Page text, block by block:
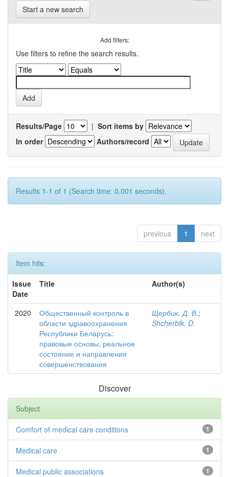
Start a new search
Add filters:
Use filters to refine the search results.
Results/Page | Sort items by
In order
Authors/record
Results 1-1 of 1 (Search time: 0.001 seconds).
previous 1 next
Item hits:
Issue
Date
Title Author(s)
2020
Общественный контроль в
области здравоохранения
Республики Беларусь:
правовые основы, реальное
состояние и направления
совершенствования
Щербик, Д. В.;
Shcherbik, D.
Discover
Subject
1
Comfort of medical care conditions
1
Medical care
1
Medical public associations